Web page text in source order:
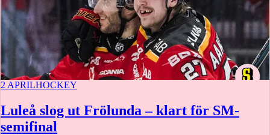
2 APRILHOCKEY
Luleå slog ut Frölunda – klart för SM-
semifinal